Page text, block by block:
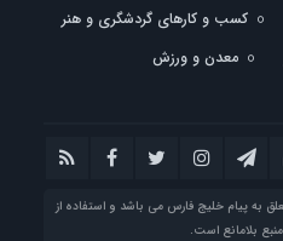
کسب و کارهای گردشگری و هنر
معدن و ورزش
به پیام خلیج فارس می باشد و استفاده از
بلامانع است.